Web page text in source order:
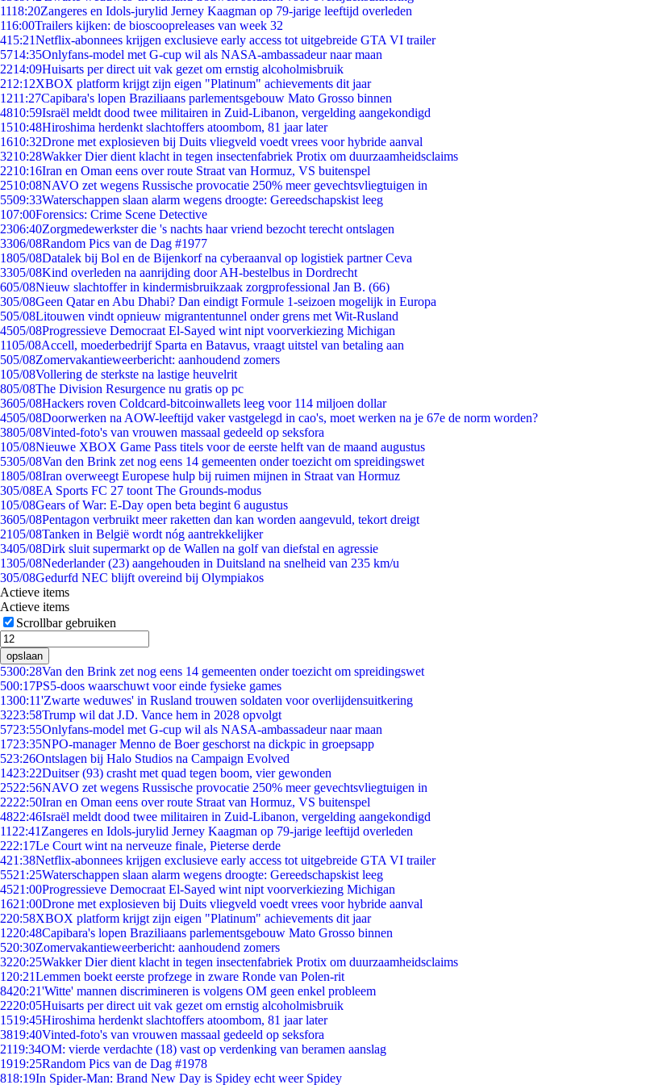
1118:20Zangeres en Idols-jurylid Jerney Kaagman op 79-jarige leeftijd overleden
116:00Trailers kijken: de bioscoopreleases van week 32
415:21Netflix-abonnees krijgen exclusieve early access tot uitgebreide GTA VI trailer
5714:35Onlyfans-model met G-cup wil als NASA-ambassadeur naar maan
2214:09Huisarts per direct uit vak gezet om ernstig alcoholmisbruik
212:12XBOX platform krijgt zijn eigen "Platinum" achievements dit jaar
1211:27Capibara's lopen Braziliaans parlementsgebouw Mato Grosso binnen
4810:59Israël meldt dood twee militairen in Zuid-Libanon, vergelding aangekondigd
1510:48Hiroshima herdenkt slachtoffers atoombom, 81 jaar later
1610:32Drone met explosieven bij Duits vliegveld voedt vrees voor hybride aanval
3210:28Wakker Dier dient klacht in tegen insectenfabriek Protix om duurzaamheidsclaims
2210:16Iran en Oman eens over route Straat van Hormuz, VS buitenspel
2510:08NAVO zet wegens Russische provocatie 250% meer gevechtsvliegtuigen in
5509:33Waterschappen slaan alarm wegens droogte: Gereedschapskist leeg
107:00Forensics: Crime Scene Detective
2306:40Zorgmedewerkster die 's nachts haar vriend bezocht terecht ontslagen
3306/08Random Pics van de Dag #1977
1805/08Datalek bij Bol en de Bijenkorf na cyberaanval op logistiek partner Ceva
3305/08Kind overleden na aanrijding door AH-bestelbus in Dordrecht
605/08Nieuw slachtoffer in kindermisbruikzaak zorgprofessional Jan B. (66)
305/08Geen Qatar en Abu Dhabi? Dan eindigt Formule 1-seizoen mogelijk in Europa
505/08Litouwen vindt opnieuw migrantentunnel onder grens met Wit-Rusland
4505/08Progressieve Democraat El-Sayed wint nipt voorverkiezing Michigan
1105/08Accell, moederbedrijf Sparta en Batavus, vraagt uitstel van betaling aan
505/08Zomervakantieweerbericht: aanhoudend zomers
105/08Vollering de sterkste na lastige heuvelrit
805/08The Division Resurgence nu gratis op pc
3605/08Hackers roven Coldcard-bitcoinwallets leeg voor 114 miljoen dollar
4505/08Doorwerken na AOW-leeftijd vaker vastgelegd in cao's, moet werken na je 67e de norm worden?
3805/08Vinted-foto's van vrouwen massaal gedeeld op seksfora
105/08Nieuwe XBOX Game Pass titels voor de eerste helft van de maand augustus
5305/08Van den Brink zet nog eens 14 gemeenten onder toezicht om spreidingswet
1805/08Iran overweegt Europese hulp bij ruimen mijnen in Straat van Hormuz
305/08EA Sports FC 27 toont The Grounds-modus
105/08Gears of War: E-Day open beta begint 6 augustus
3605/08Pentagon verbruikt meer raketten dan kan worden aangevuld, tekort dreigt
2105/08Tanken in België wordt nóg aantrekkelijker
3405/08Dirk sluit supermarkt op de Wallen na golf van diefstal en agressie
1305/08Nederlander (23) aangehouden in Duitsland na snelheid van 235 km/u
305/08Gedurfd NEC blijft overeind bij Olympiakos
Actieve items
Actieve items
Scrollbar gebruiken
opslaan
5300:28Van den Brink zet nog eens 14 gemeenten onder toezicht om spreidingswet
500:17PS5-doos waarschuwt voor einde fysieke games
1300:11'Zwarte weduwes' in Rusland trouwen soldaten voor overlijdensuitkering
3223:58Trump wil dat J.D. Vance hem in 2028 opvolgt
5723:55Onlyfans-model met G-cup wil als NASA-ambassadeur naar maan
1723:35NPO-manager Menno de Boer geschorst na dickpic in groepsapp
523:26Ontslagen bij Halo Studios na Campaign Evolved
1423:22Duitser (93) crasht met quad tegen boom, vier gewonden
2522:56NAVO zet wegens Russische provocatie 250% meer gevechtsvliegtuigen in
2222:50Iran en Oman eens over route Straat van Hormuz, VS buitenspel
4822:46Israël meldt dood twee militairen in Zuid-Libanon, vergelding aangekondigd
11 22:41 Zangeres en Idols-jurylid Jerney Kaagman op 79-jarige leeftijd overleden
222:17Le Court wint na nerveuze finale, Pieterse derde
421:38Netflix-abonnees krijgen exclusieve early access tot uitgebreide GTA VI trailer
5521:25Waterschappen slaan alarm wegens droogte: Gereedschapskist leeg
4521:00Progressieve Democraat El-Sayed wint nipt voorverkiezing Michigan
1621:00Drone met explosieven bij Duits vliegveld voedt vrees voor hybride aanval
220:58XBOX platform krijgt zijn eigen "Platinum" achievements dit jaar
1220:48Capibara's lopen Braziliaans parlementsgebouw Mato Grosso binnen
520:30Zomervakantieweerbericht: aanhoudend zomers
3220:25Wakker Dier dient klacht in tegen insectenfabriek Protix om duurzaamheidsclaims
1 20:21Lemmen boekt eerste profzege in zware Ronde van Polen-rit
8420:21'Witte' mannen discrimineren is volgens OM geen enkel probleem
2220:05Huisarts per direct uit vak gezet om ernstig alcoholmisbruik
1519:45Hiroshima herdenkt slachtoffers atoombom, 81 jaar later
3819:40Vinted-foto's van vrouwen massaal gedeeld op seksfora
2119:34OM: vierde verdachte (18) vast op verdenking van beramen aanslag
1919:25Random Pics van de Dag #1978
818:19In Spider-Man: Brand New Day is Spidey echt weer Spidey